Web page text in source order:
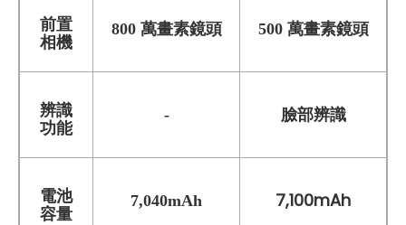
前置
相機
800 萬畫素鏡頭 500 萬畫素鏡頭
辨識
功能
- 臉部辨識
電池
容量
7,040mAh 7,100mAh